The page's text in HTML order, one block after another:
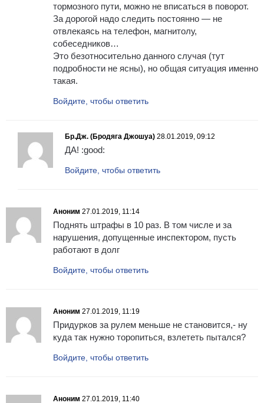
тормозного пути, можно не вписаться в поворот.
За дорогой надо следить постоянно — не
отвлекаясь на телефон, магнитолу,
собеседников…
Это безотносительно данного случая (тут
подробности не ясны), но общая ситуация именно
такая.
Войдите, чтобы ответить
Бр.Дж. (Бродяга Джошуа) 28.01.2019, 09:12
ДА! :good:
Войдите, чтобы ответить
Аноним 27.01.2019, 11:14
Поднять штрафы в 10 раз. В том числе и за
нарушения, допущенные инспектором, пусть
работают в долг
Войдите, чтобы ответить
Аноним 27.01.2019, 11:19
Придурков за рулем меньше не становится,- ну
куда так нужно торопиться, взлететь пытался?
Войдите, чтобы ответить
Аноним 27.01.2019, 11:40